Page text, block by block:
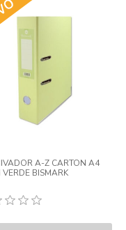
A-Z CARTON A4
VERDE BISMARK